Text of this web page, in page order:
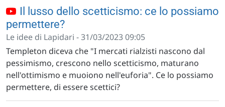
Il lusso dello scetticismo: ce lo possiamo
permettere?
Le idee di Lapidari - 31/03/2023 09:05
Templeton diceva che "I mercati rialzisti nascono dal
pessimismo, crescono nello scetticismo, maturano
nell'ottimismo e muoiono nell'euforia". Ce lo possiamo
permettere, di essere scettici?